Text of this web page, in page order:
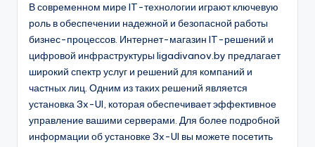
В современном мире IT-технологии играют ключевую
роль в обеспечении надежной и безопасной работы
бизнес-процессов. Интернет-магазин IT-решений и
цифровой инфраструктуры ligadivanov.by предлагает
широкий спектр услуг и решений для компаний и
частных лиц. Одним из таких решений является
установка 3x-UI, которая обеспечивает эффективное
управление вашими серверами. Для более подробной
информации об установке 3x-UI вы можете посетить